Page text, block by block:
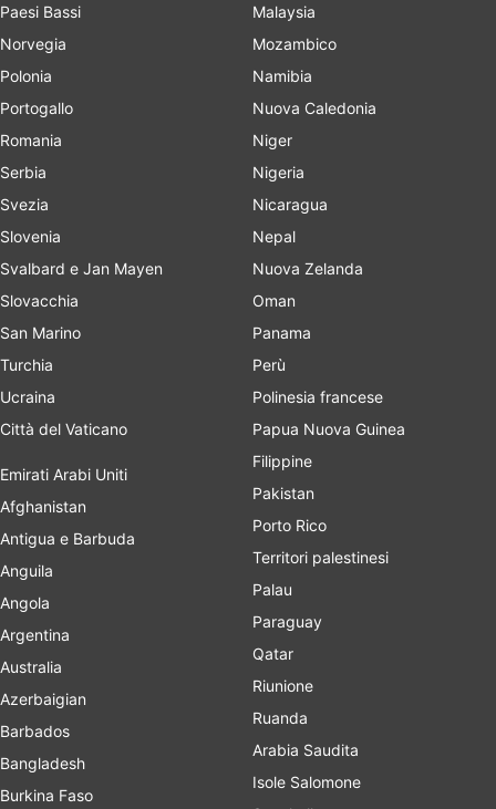
Paesi Bassi
Norvegia
Polonia
Portogallo
Romania
Serbia
Svezia
Slovenia
Svalbard e Jan Mayen
Slovacchia
San Marino
Turchia
Ucraina
Città del Vaticano
Emirati Arabi Uniti
Afghanistan
Antigua e Barbuda
Anguila
Angola
Argentina
Australia
Azerbaigian
Barbados
Bangladesh
Burkina Faso
Malaysia
Mozambico
Namibia
Nuova Caledonia
Niger
Nigeria
Nicaragua
Nepal
Nuova Zelanda
Oman
Panama
Perù
Polinesia francese
Papua Nuova Guinea
Filippine
Pakistan
Porto Rico
Territori palestinesi
Palau
Paraguay
Qatar
Riunione
Ruanda
Arabia Saudita
Isole Salomone